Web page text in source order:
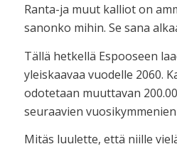
Ranta-ja muut kalliot on
sanonko mihin. Se sana
Tällä hetkellä Espooseen
yleiskaavaa vuodelle 2060.
odotetaan muuttavan
seuraavien
Mitäs luulette, että niille